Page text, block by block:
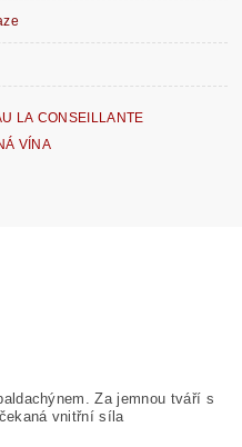
LA CONSEILLANTE
VÍNA
Za jemnou tváří s
vnitřní síla